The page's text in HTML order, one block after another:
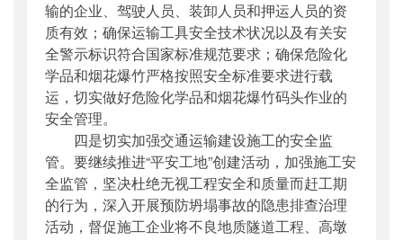
输的企业、驾驶人员、装卸人员和押运人员的资
质有效；确保运输工具安全技术状况以及有关安
全警示标识符合国家标准规范要求；确保危险化
学品和烟花爆竹严格按照安全标准要求进行载
运，切实做好危险化学品和烟花爆竹码头作业的
安全管理。
四是切实加强交通运输建设施工的安全监
管。要继续推进“平安工地”创建活动，加强施工安
全监管，坚决杜绝无视工程安全和质量而赶工期
的行为，深入开展预防坍塌事故的隐患排查治理
活动，督促施工企业将不良地质隧道工程、高墩